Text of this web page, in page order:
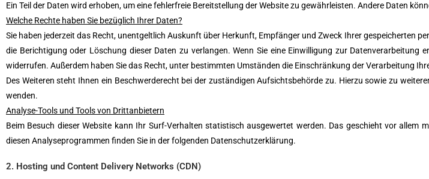
Ein Teil der Daten wird erhoben, um eine fehlerfreie Bereitstellung der Website zu gewährleisten. Andere Daten
Welche Rechte haben Sie bezüglich Ihrer Daten?
Sie haben jederzeit das Recht, unentgeltlich Auskunft über Herkunft, Empfänger und Zweck Ihrer gespeicherten
die Berichtigung oder Löschung dieser Daten zu verlangen. Wenn Sie eine Einwilligung zur Datenverarbeitung
widerrufen. Außerdem haben Sie das Recht, unter bestimmten Umständen die Einschränkung der Verarbeitung
Des Weiteren steht Ihnen ein Beschwerderecht bei der zuständigen Aufsichtsbehörde zu. Hierzu sowie zu
wenden.
Analyse-Tools und Tools von Drittanbietern
Beim Besuch dieser Website kann Ihr Surf-Verhalten statistisch ausgewertet werden. Das geschieht vor allem
diesen Analyseprogrammen finden Sie in der folgenden Datenschutzerklärung.
2. Hosting und Content Delivery Networks (CDN)